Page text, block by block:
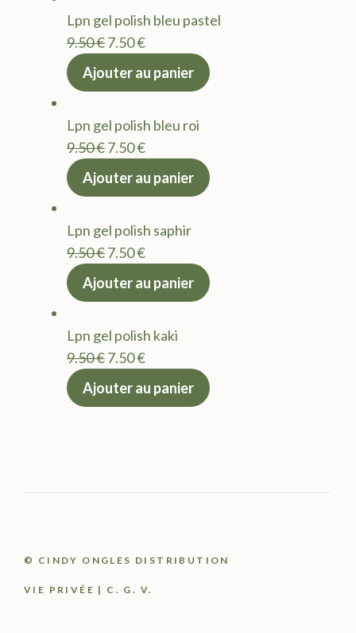
9.50 €.7.50 €.
Lpn gel polish bleu pastel
9.50€Le
prix
9.50 €.
7.50€Le
actuel
7.50 €.
Ajouter au panier
Lpn gel polish bleu roi
9.50€Le
prix
9.50 €.
7.50€Le
actuel
7.50 €.
Ajouter au panier
Lpn gel polish saphir
9.50€Le
prix
9.50 €.
7.50€Le
actuel
7.50 €.
Ajouter au panier
Lpn gel polish kaki
9.50€Le
prix
7.50€Le
actuel
Ajouter au panier
© CINDY ONGLES DISTRIBUTION
VIE PRIVÉE | C. G. V.